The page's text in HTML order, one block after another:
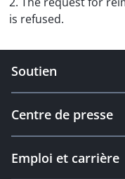
is refused.
Soutien
Centre de presse
Emploi et carrière